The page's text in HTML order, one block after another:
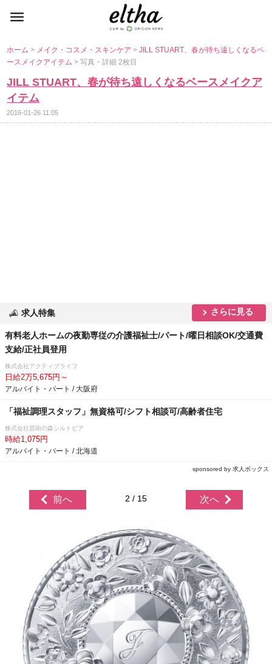
ホーム> メイク・コスメ・スキンケア>JILL STUART、春が待ち遠しくなるベ
ースメイクアイテム> 写真・詳細 2枚目
JILL STUART、春が待ち遠しくなるベースメイクア
イテム
2016-01-26 11:05
求人特集 さらに見る
有料老人ホームの夜勤専従の介護福祉士/パート/曜日相談OK/交通費
支給/正社員登用
株式会社アクティブライフ
日給2万5,675円～
アルバイト・パート / 大阪府
「福祉調理スタッフ」無資格可/シフト相談可/高齢者住宅
株式会社芸術の森シルトピア
時給1,075円
アルバイト・パート / 北海道
sponsored by 求人ボックス
前へ 2 / 15 次へ